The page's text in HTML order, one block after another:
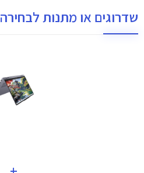
שדרוגים או מתנות לבחירה